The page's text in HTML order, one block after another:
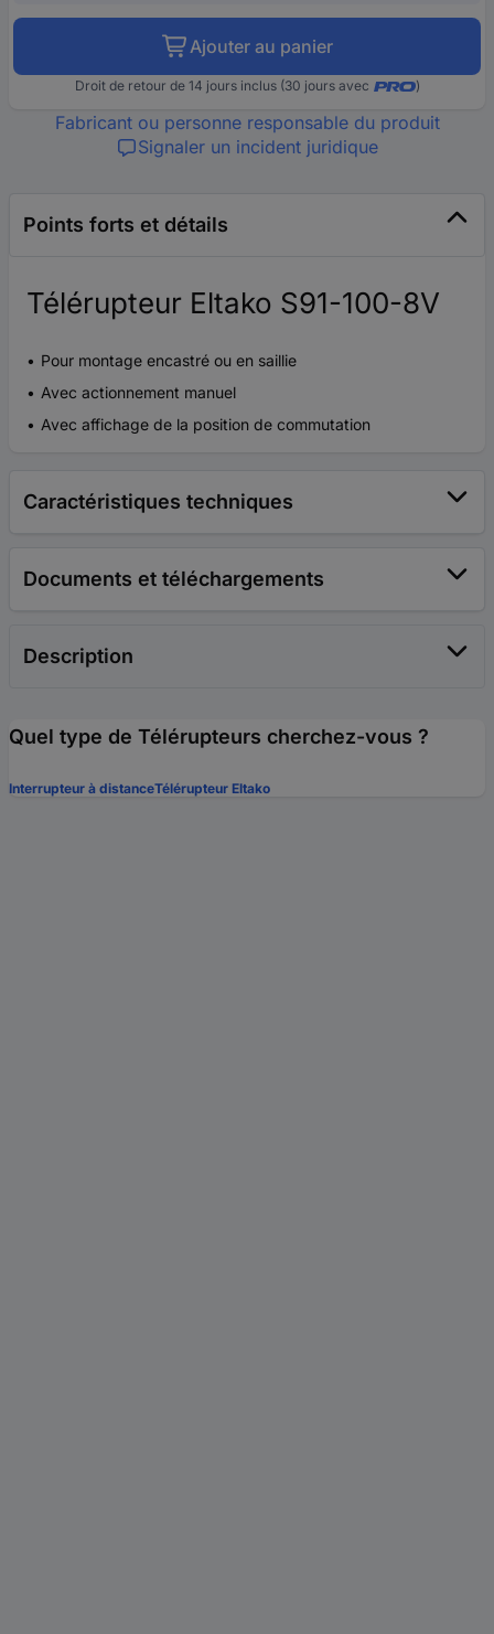
Ajouter au panier
Droit de retour de 14 jours inclus (30 jours avec )
Fabricant ou personne responsable du produit
Signaler un incident juridique
Points forts et détails
Télérupteur Eltako S91-100-8V
Pour montage encastré ou en saillie
Avec actionnement manuel
Avec affichage de la position de commutation
Caractéristiques techniques
Documents et téléchargements
Description
Quel type de Télérupteurs cherchez-vous ?
Interrupteur à distanceTélérupteur Eltako